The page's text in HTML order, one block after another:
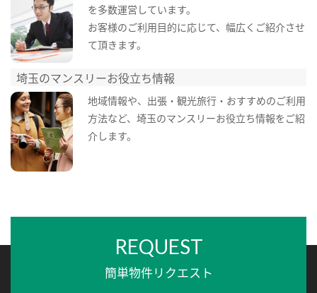
を多数運営しています。
お客様のご利用目的に応じて、幅広くご紹介させ
て頂きます。
埼玉のマンスリーお役立ち情報
地域情報や、出張・観光旅行・おすすめのご利用
方法など、埼玉のマンスリーお役立ち情報をご紹
介します。
REQUEST
簡単物件リクエスト